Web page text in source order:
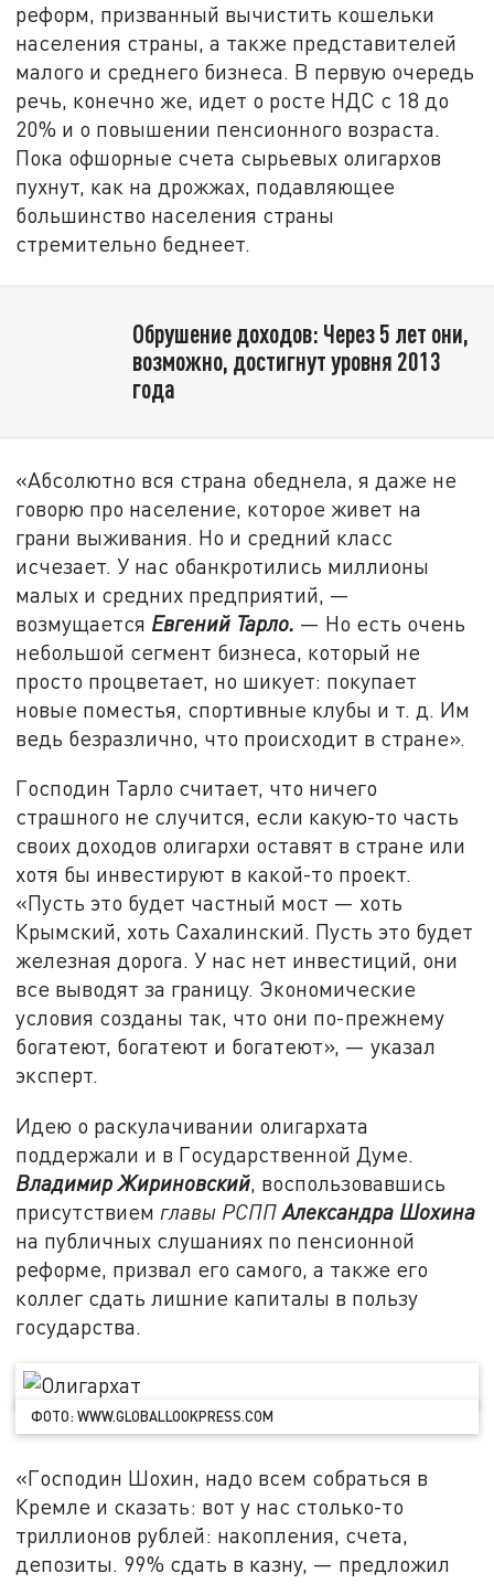
реформ, призванный вычистить кошельки
населения страны, а также представителей
малого и среднего бизнеса. В первую очередь
речь, конечно же, идет о росте НДС с 18 до
20% и о повышении пенсионного возраста.
Пока офшорные счета сырьевых олигархов
пухнут, как на дрожжах, подавляющее
большинство населения страны
стремительно беднеет.
Обрушение доходов: Через 5 лет они,
возможно, достигнут уровня 2013
года
«Абсолютно вся страна обеднела, я даже не
говорю про население, которое живет на
грани выживания. Но и средний класс
исчезает. У нас обанкротились миллионы
малых и средних предприятий, —
возмущается Евгений Тарло. — Но есть очень
небольшой сегмент бизнеса, который не
просто процветает, но шикует: покупает
новые поместья, спортивные клубы и т. д. Им
ведь безразлично, что происходит в стране».
Господин Тарло считает, что ничего
страшного не случится, если какую-то часть
своих доходов олигархи оставят в стране или
хотя бы инвестируют в какой-то проект.
«Пусть это будет частный мост — хоть
Крымский, хоть Сахалинский. Пусть это будет
железная дорога. У нас нет инвестиций, они
все выводят за границу. Экономические
условия созданы так, что они по-прежнему
богатеют, богатеют и богатеют», — указал
эксперт.
Идею о раскулачивании олигархата
поддержали и в Государственной Думе.
Владимир Жириновский, воспользовавшись
присутствием главы РСППАлександра Шохина
на публичных слушаниях по пенсионной
реформе, призвал его самого, а также его
коллег сдать лишние капиталы в пользу
государства.
ФОТО: WWW.GLOBALLOOKPRESS.COM
«Господин Шохин, надо всем собраться в
Кремле и сказать: вот у нас столько-то
триллионов рублей: накопления, счета,
депозиты. 99% сдать в казну, — предложил